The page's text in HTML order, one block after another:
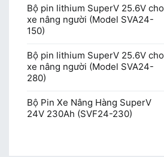
Bộ pin lithium SuperV 25.6V cho
xe nâng người (Model SVA24-
150)
Bộ pin lithium SuperV 25.6V cho
xe nâng người (Model SVA24-
280)
Bộ Pin Xe Nâng Hàng SuperV
24V 230Ah (SVF24-230)